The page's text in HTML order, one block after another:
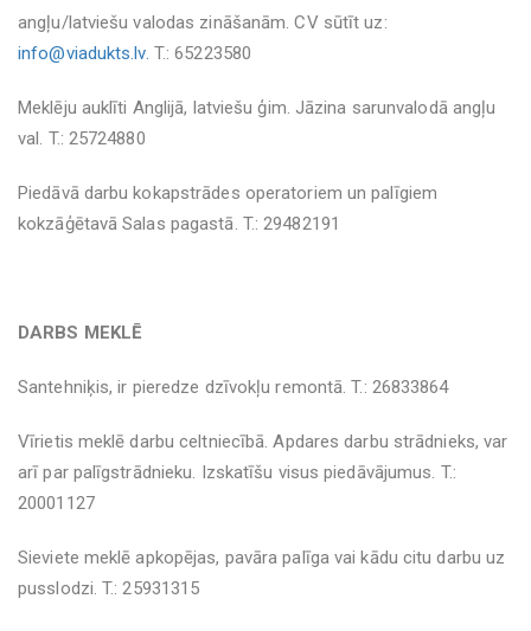
angļu/latviešu valodas zināšanām. CV sūtīt uz:
info@viadukts.lv. T.: 65223580
Meklēju auklīti Anglijā, latviešu ģim. Jāzina sarunvalodā angļu
val. T.: 25724880
Piedāvā darbu kokapstrādes operatoriem un palīgiem
kokzāģētavā Salas pagastā. T.: 29482191
DARBS MEKLĒ
Santehniķis, ir pieredze dzīvokļu remontā. T.: 26833864
Vīrietis meklē darbu celtniecībā. Apdares darbu strādnieks, var
arī par palīgstrādnieku. Izskatīšu visus piedāvājumus. T.:
20001127
Sieviete meklē apkopējas, pavāra palīga vai kādu citu darbu uz
pusslodzi. T.: 25931315